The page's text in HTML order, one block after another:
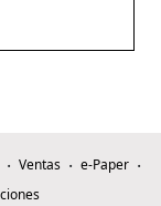
Ventas
e-Paper